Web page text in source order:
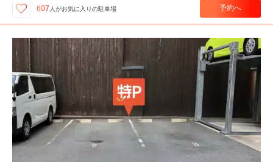
607 人がお気に入りの駐車場 予約へ